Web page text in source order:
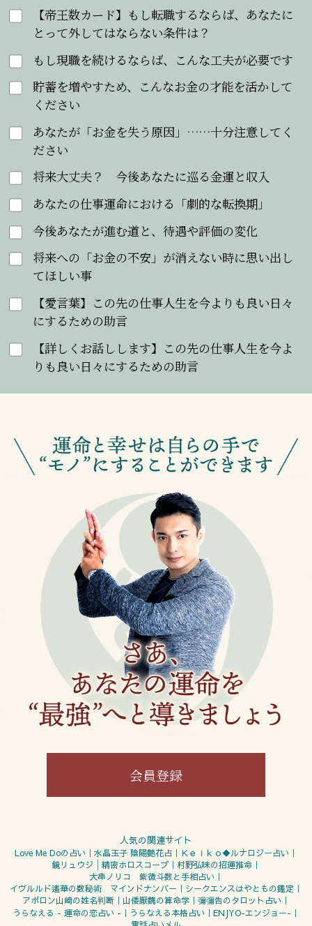
【帝王数カード】もし転職するならば、あなたに
とって外してはならない条件は？
もし現職を続けるならば、こんな工夫が必要です
貯蓄を増やすため、こんなお金の才能を活かして
ください
あなたが「お金を失う原因」……十分注意してく
ださい
将来大丈夫？ 今後あなたに巡る金運と収入
あなたの仕事運命における「劇的な転換期」
今後あなたが進む道と、待遇や評価の変化
将来への「お金の不安」が消えない時に思い出し
てほしい事
【愛言葉】この先の仕事人生を今よりも良い日々
にするための助言
【詳しくお話しします】この先の仕事人生を今よ
りも良い日々にするための助言
会員登録
人気の関連サイト
Love Me Doの占い 水晶玉子 陰陽艶花占
Ｋｅｉｋｏ◆ルナロジー占い
鏡リュウジ│精密ホロスコープ
村野弘味の招運推命
大串ノリコ 紫微斗数と手相占い
イヴルルド遙華の数秘術 マインドナンバー
シークエンスはやともの鑑定
アポロン山崎の姓名判断
山倭厭魏の算命学
彌彌告のタロット占い
うらなえる - 運命の恋占い -
うらなえる本格占い
ENJYO-エンジョー-